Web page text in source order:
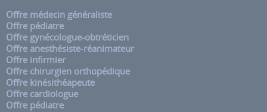
Offre médecin généraliste
Offre pédiatre
Offre gynécologue-obtréticien
Offre anesthésiste-réanimateur
Offre infirmier
Offre chirurgien orthopédique
Offre kinésithéapeute
Offre cardiologue
Offre pédiatre